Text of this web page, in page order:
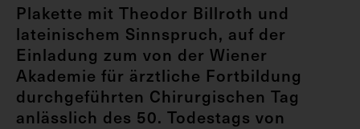
Plakette mit Theodor Billroth und
lateinischem Sinnspruch, auf der
Einladung zum von der Wiener
Akademie für ärztliche Fortbildung
durchgeführten Chirurgischen Tag
anlässlich des 50. Todestags von